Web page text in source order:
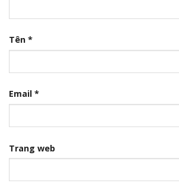
Tên *
Email *
Trang web